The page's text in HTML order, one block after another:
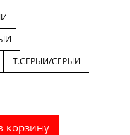
Т.СЕРЫЙ/СЕРЫЙ
корзину